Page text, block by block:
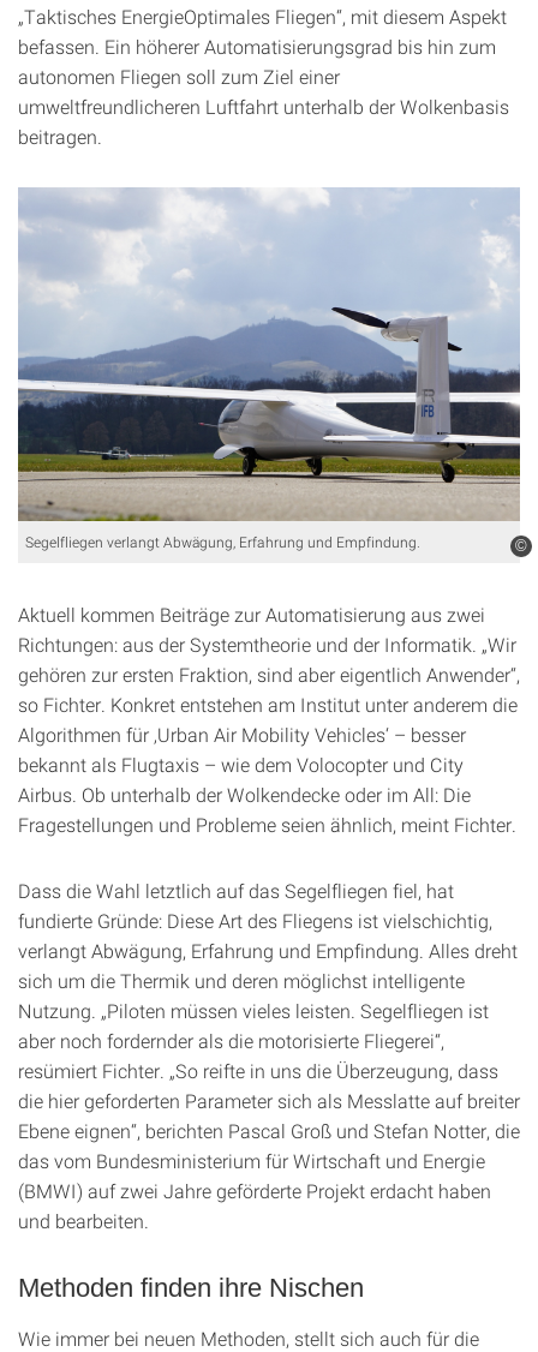
„Taktisches EnergieOptimales Fliegen“, mit diesem Aspekt
befassen. Ein höherer Automatisierungsgrad bis hin zum
autonomen Fliegen soll zum Ziel einer
umweltfreundlicheren Luftfahrt unterhalb der Wolkenbasis
beitragen.
©
Segelfliegen verlangt Abwägung, Erfahrung und Empfindung.
Aktuell kommen Beiträge zur Automatisierung aus zwei
Richtungen: aus der Systemtheorie und der Informatik. „Wir
gehören zur ersten Fraktion, sind aber eigentlich Anwender“,
so Fichter. Konkret entstehen am Institut unter anderem die
Algorithmen für ‚Urban Air Mobility Vehicles‘ – besser
bekannt als Flugtaxis – wie dem Volocopter und City
Airbus. Ob unterhalb der Wolkendecke oder im All: Die
Fragestellungen und Probleme seien ähnlich, meint Fichter.
Dass die Wahl letztlich auf das Segelfliegen fiel, hat
fundierte Gründe: Diese Art des Fliegens ist vielschichtig,
verlangt Abwägung, Erfahrung und Empfindung. Alles dreht
sich um die Thermik und deren möglichst intelligente
Nutzung. „Piloten müssen vieles leisten. Segelfliegen ist
aber noch fordernder als die motorisierte Fliegerei“,
resümiert Fichter. „So reifte in uns die Überzeugung, dass
die hier geforderten Parameter sich als Messlatte auf breiter
Ebene eignen“, berichten Pascal Groß und Stefan Notter, die
das vom Bundesministerium für Wirtschaft und Energie
(BMWI) auf zwei Jahre geförderte Projekt erdacht haben
und bearbeiten.
Methoden finden ihre Nischen
Wie immer bei neuen Methoden, stellt sich auch für die